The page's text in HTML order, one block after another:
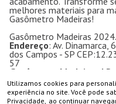
Utilizamos cookies para
experiência no site. Você pode
Privacidade, ao continuar
melhores materiais para
Gasômetro Madeiras!
Gasômetro Madeiras
Endereço: Av. Dinamarca,
dos Campos - SP
57
Gasômetro Madeiras |
especializada em
ferragens para móveis.
Equipamentos e